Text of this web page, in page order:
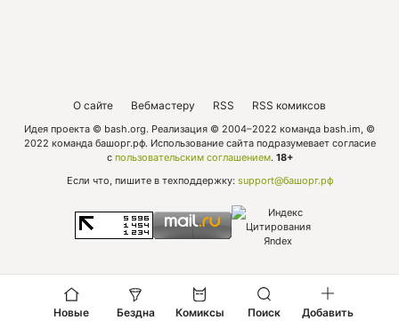
О сайте Вебмастеру RSS RSS комиксов
Идея проекта © bash.org. Реализация © 2004–2022 команда bash.im, ©
2022 команда башорг.рф. Использование сайта подразумевает согласие
с пользовательским соглашением. 18+
Если что, пишите в техподдержку: support@башорг.рф
Новые Бездна Комиксы Поиск Добавить